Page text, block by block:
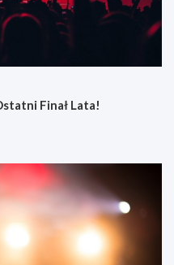
Finał Lata!